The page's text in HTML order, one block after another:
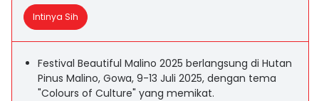
Intinya Sih
Festival Beautiful Malino 2025 berlangsung di Hutan
Pinus Malino, Gowa, 9-13 Juli 2025, dengan tema
"Colours of Culture" yang memikat.